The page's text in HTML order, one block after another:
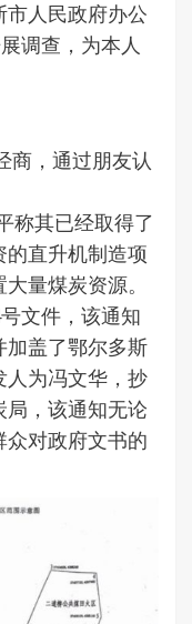
人民政府办公
调查，为本人
商，通过朋友认
称其已经取得了
直升机制造项
量煤炭资源。
文件，该通知
加盖了鄂尔多斯
人为冯文华，抄
，该通知无论
众对政府文书的